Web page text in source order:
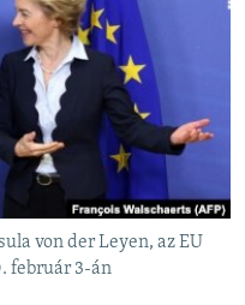
von der Leyen, az EU
február 3-án